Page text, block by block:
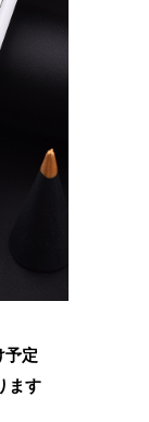
予定
ます